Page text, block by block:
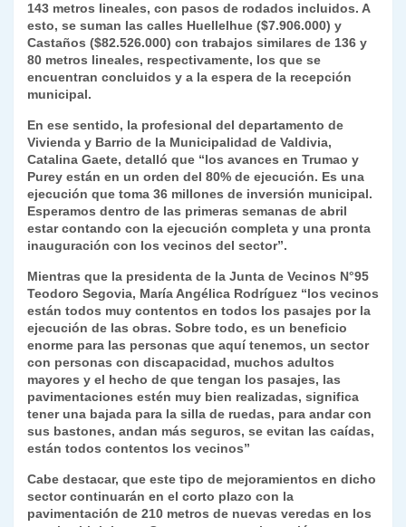
143 metros lineales, con pasos de rodados incluidos. A
esto, se suman las calles Huellelhue ($7.906.000) y
Castaños ($82.526.000) con trabajos similares de 136 y
80 metros lineales, respectivamente, los que se
encuentran concluidos y a la espera de la recepción
municipal.
En ese sentido, la profesional del departamento de
Vivienda y Barrio de la Municipalidad de Valdivia,
Catalina Gaete, detalló que “los avances en Trumao y
Purey están en un orden del 80% de ejecución. Es una
ejecución que toma 36 millones de inversión municipal.
Esperamos dentro de las primeras semanas de abril
estar contando con la ejecución completa y una pronta
inauguración con los vecinos del sector”.
Mientras que la presidenta de la Junta de Vecinos N°95
Teodoro Segovia, María Angélica Rodríguez “los vecinos
están todos muy contentos en todos los pasajes por la
ejecución de las obras. Sobre todo, es un beneficio
enorme para las personas que aquí tenemos, un sector
con personas con discapacidad, muchos adultos
mayores y el hecho de que tengan los pasajes, las
pavimentaciones estén muy bien realizadas, significa
tener una bajada para la silla de ruedas, para andar con
sus bastones, andan más seguros, se evitan las caídas,
están todos contentos los vecinos”
Cabe destacar, que este tipo de mejoramientos en dicho
sector continuarán en el corto plazo con la
pavimentación de 210 metros de nuevas veredas en los